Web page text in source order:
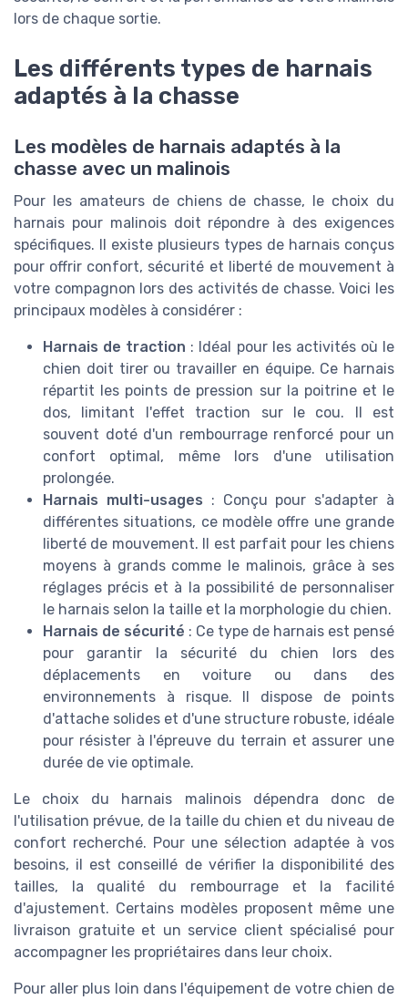
lors de chaque sortie.
Les différents types de harnais
adaptés à la chasse
Les modèles de harnais adaptés à la
chasse avec un malinois
Pour les amateurs de chiens de chasse, le choix du
harnais pour malinois doit répondre à des exigences
spécifiques. Il existe plusieurs types de harnais conçus
pour offrir confort, sécurité et liberté de mouvement à
votre compagnon lors des activités de chasse. Voici les
principaux modèles à considérer :
Harnais de traction : Idéal pour les activités où le
chien doit tirer ou travailler en équipe. Ce harnais
répartit les points de pression sur la poitrine et le
dos, limitant l'effet traction sur le cou. Il est
souvent doté d'un rembourrage renforcé pour un
confort optimal, même lors d'une utilisation
prolongée.
Harnais multi-usages : Conçu pour s'adapter à
différentes situations, ce modèle offre une grande
liberté de mouvement. Il est parfait pour les chiens
moyens à grands comme le malinois, grâce à ses
réglages précis et à la possibilité de personnaliser
le harnais selon la taille et la morphologie du chien.
Harnais de sécurité : Ce type de harnais est pensé
pour garantir la sécurité du chien lors des
déplacements en voiture ou dans des
environnements à risque. Il dispose de points
d'attache solides et d'une structure robuste, idéale
pour résister à l'épreuve du terrain et assurer une
durée de vie optimale.
Le choix du harnais malinois dépendra donc de
l'utilisation prévue, de la taille du chien et du niveau de
confort recherché. Pour une sélection adaptée à vos
besoins, il est conseillé de vérifier la disponibilité des
tailles, la qualité du rembourrage et la facilité
d'ajustement. Certains modèles proposent même une
livraison gratuite et un service client spécialisé pour
accompagner les propriétaires dans leur choix.
Pour aller plus loin dans l'équipement de votre chien de